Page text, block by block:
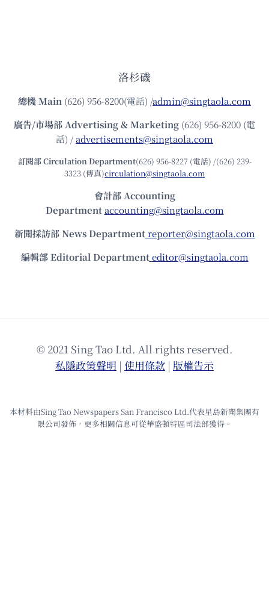
洛杉磯
總機Main (626) 956-8200(電話) /admin@singtaola.com
廣告/市場部Advertising & Marketing (626) 956-8200 (電
話) /advertisements@singtaola.com
訂閱部 Circulation Department(626) 956-8227 (電話) /(626) 239-
3323 (傳真)circulation@singtaola.com
會計部 Accounting
Department accounting@singtaola.com
新聞採訪部 News Department reporter@singtaola.com
編輯部 Editorial Department editor@singtaola.com
© 2021 Sing Tao Ltd. All rights reserved.
私隱政策聲明 | 使⽤條款 | 版權告⽰
本材料由Sing Tao Newspapers San Francisco Ltd.代表星島新聞集團有
限公司發佈，更多相關信息可從華盛頓特區司法部獲得。